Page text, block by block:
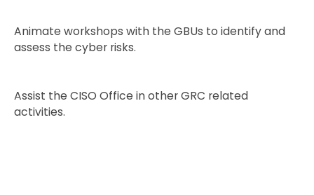
Animate workshops with the GBUs to identify and
assess the cyber risks.
Assist the CISO Office in other GRC related
activities.